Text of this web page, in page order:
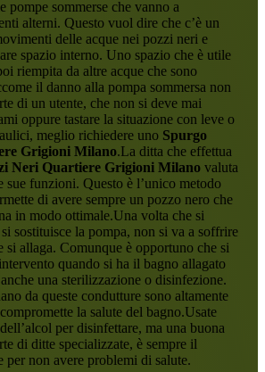
pompe sommerse che vanno a
alterni. Questo vuol dire che c’è un
delle acque nei pozzi neri e
spazio interno. Uno spazio che è utile
riempita da altre acque che sono
il danno alla pompa sommersa non
di un utente, che non si deve mai
oppure tastare la situazione con leve o
meglio richiedere uno Spurgo
Grigioni Milano.La ditta che effettua
Neri Quartiere Grigioni Milanovaluta
sue funzioni. Questo è l’unico metodo
di avere sempre un pozzo nero che
in modo ottimale.Una volta che si
sostituisce la pompa, non si va a soffrire
si allaga. Comunque è opportuno che si
quando si ha il bagno allagato
una sterilizzazione o disinfezione.
da queste condutture sono altamente
la salute del bagno.Usate
per disinfettare, ma una buona
di ditte specializzate, è sempre il
per non avere problemi di salute.